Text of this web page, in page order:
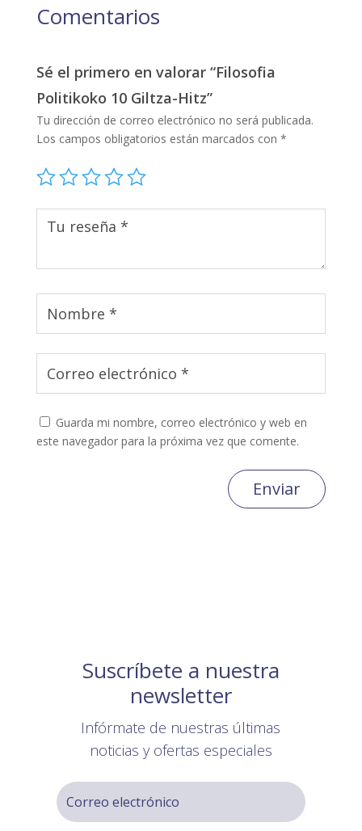
Comentarios
Sé el primero en valorar “Filosofia
Politikoko 10 Giltza-Hitz”
Tu dirección de correo electrónico no será publicada.
Los campos obligatorios están marcados con *
Guarda mi nombre, correo electrónico y web en
este navegador para la próxima vez que comente.
Enviar
Suscríbete a nuestra
newsletter
Infórmate de nuestras últimas
noticias y ofertas especiales